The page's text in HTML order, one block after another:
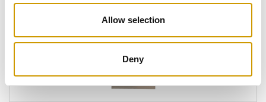
Allow selection
Deny
Favoris